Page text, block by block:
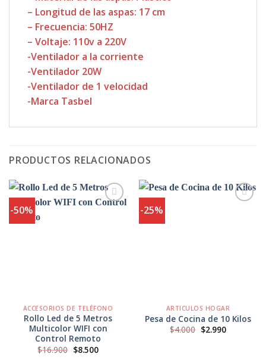
– Longitud de las aspas: 17 cm
– Frecuencia: 50HZ
– Voltaje: 110v a 220V
-Ventilador a la corriente
-Ventilador 20W
-Ventilador de 1 velocidad
-Marca Tasbel
PRODUCTOS RELACIONADOS
-50%
ACCESORIOS DE TELÉFONO
Rollo Led de 5 Metros
Multicolor WIFI con
Control Remoto
$16.900 El
precio
$8.500El
precio
-25%
ARTICULOS HOGAR
Pesa de Cocina de 10 Kilos
$4.000 El
precio
$2.990El